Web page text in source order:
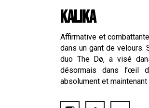
KALIKA
Affirmative et
dans un gant de velours.
duo The Dø, a visé
désormais dans l’œil
absolument et maintenant